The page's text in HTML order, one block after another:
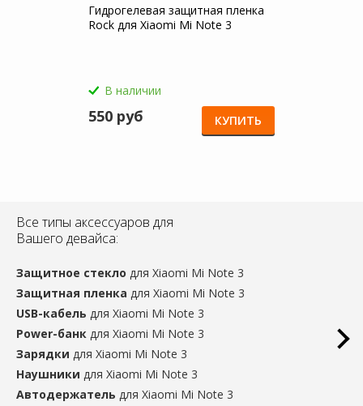
Гидрогелевая защитная пленка
Rock для Xiaomi Mi Note 3
В наличии
550 руб КУПИТЬ
Все типы аксессуаров для
Вашего девайса:
Защитное стекло для Xiaomi Mi Note 3
Защитная пленка для Xiaomi Mi Note 3
USB-кабель для Xiaomi Mi Note 3
Power-банк для Xiaomi Mi Note 3
Зарядки для Xiaomi Mi Note 3
Наушники для Xiaomi Mi Note 3
Автодержатель для Xiaomi Mi Note 3